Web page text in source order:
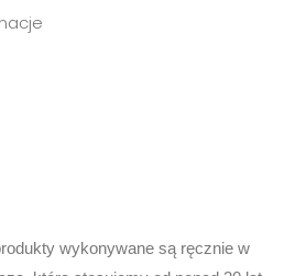
wykonywane są ręcznie w